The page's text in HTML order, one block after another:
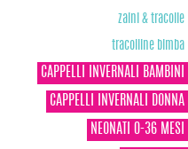
zaini & tracolle
tracolline bimba
CAPPELLI INVERNALI BAMBINI
CAPPELLI INVERNALI DONNA
NEONATI 0-36 MESI